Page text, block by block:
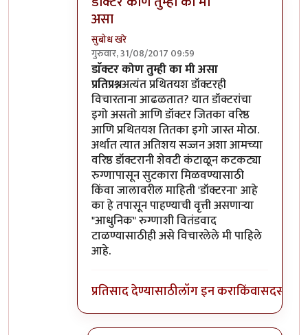
असा
सुबोध खरे
गुरुवार, 31/08/2017 09:59
In reply toदुर्दैवाने खऱ्या गुरूंपेक्षा
डाॅक्टर कोण तुम्ही का मी असा
प्रतिप्रश्नअत्यंत प्रथितयश डॉक्टरही
विचारताना आढळतात? यात डॉक्टरांचा
इगो असतो आणि डॉक्टर जितका वरिष्ठ
आणि प्रथितयश तितका इगो जास्त मोठा.
अर्थात त्यात अतिशय सज्जन अशा आमच्या
वरिष्ठ डॉक्टरानी शेवटी कंटाळून कटकट्या
रुग्णापासून सुटकारा मिळवण्यासाठी
किंवा जालावरील माहिती 'डॉक्टरना' आहे
का हे तपासून पाहण्याची वृत्ती असणाऱ्या
"आधुनिक" रुग्णाशी वितंडवाद
टाळण्यासाठीही असे विचारलेले मी पाहिले
आहे.
प्रतिसाद देण्यासाठीलॉग इन कराकिंवासदस्य व्हा